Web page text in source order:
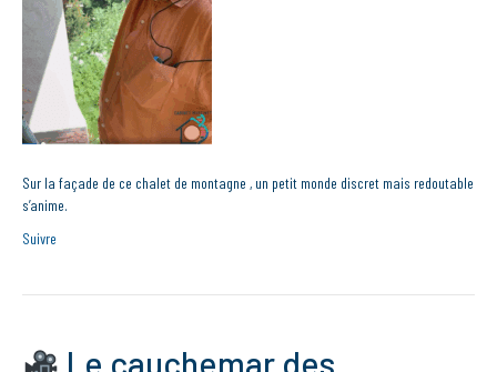
Sur la façade de ce chalet de montagne , un petit monde discret mais redoutable
s’anime.
Suivre
Le cauchemar des